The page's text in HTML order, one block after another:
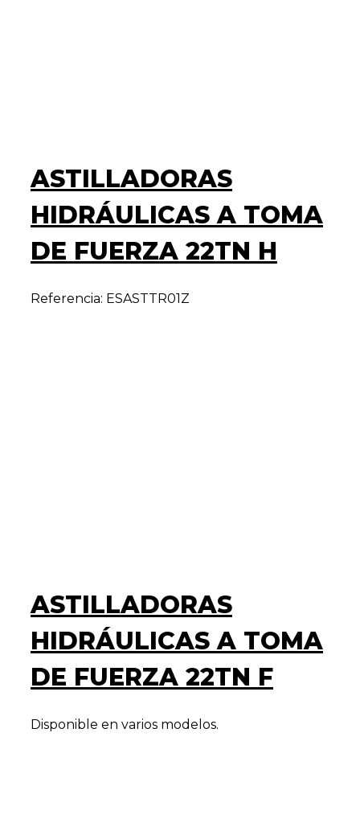
ASTILLADORAS
HIDRÁULICAS A TOMA
DE FUERZA 22TN H
Referencia: ESASTTR01Z
ASTILLADORAS
HIDRÁULICAS A TOMA
DE FUERZA 22TN F
Disponible en varios modelos.